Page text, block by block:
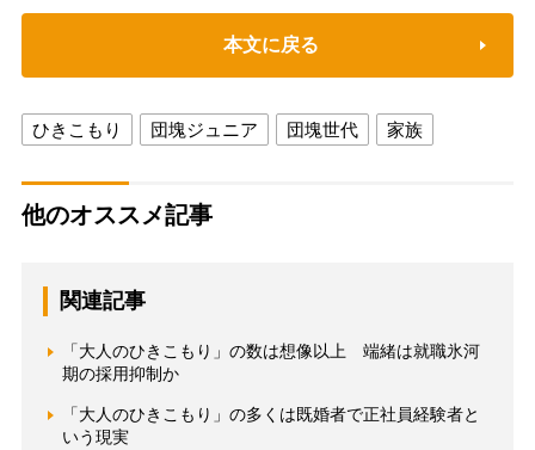
本文に戻る
ひきこもり 団塊ジュニア 団塊世代 家族
他のオススメ記事
関連記事
「大人のひきこもり」の数は想像以上 端緒は就職氷河
期の採用抑制か
「大人のひきこもり」の多くは既婚者で正社員経験者と
いう現実